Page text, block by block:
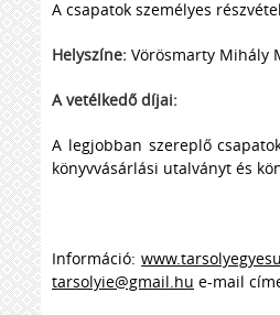
A csapatok személyes
Helyszíne: Vörösmarty Mihály
A vetélkedő díjai:
A legjobban szereplő
könyvvásárlási utalványt és
Információ:
tarsolyie@gmail.hu e-mail